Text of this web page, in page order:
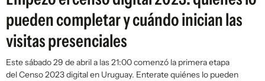
pueden completar y cuándo inician las
visitas presenciales
Este sábado 29 de abril a las 21:00 comenzó la primera etapa
del Censo 2023 digital en Uruguay. Enterate quiénes lo pueden